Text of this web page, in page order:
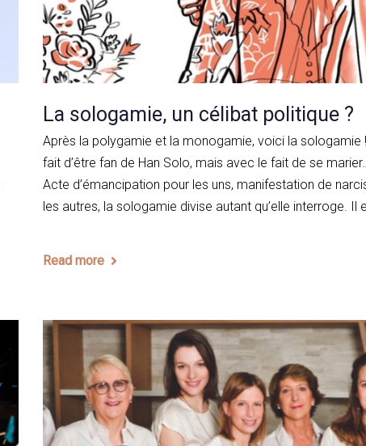
La sologamie, un célibat politique ?
Après la polygamie et la monogamie, voici la sologamie
fait d’être fan de Han Solo, mais avec le fait de se
Acte d’émancipation pour les uns, manifestation de
les autres, la sologamie divise autant qu’elle interroge. Il
Read more